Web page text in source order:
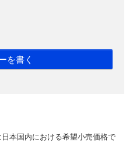
を書く
本国内における希望小売価格で